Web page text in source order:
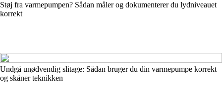
Støj fra varmepumpen? Sådan måler og dokumenterer du lydniveauet
korrekt
Undgå unødvendig slitage: Sådan bruger du din varmepumpe korrekt
og skåner teknikken